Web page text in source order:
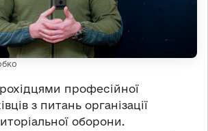
професійної
з питань організації
оборони.